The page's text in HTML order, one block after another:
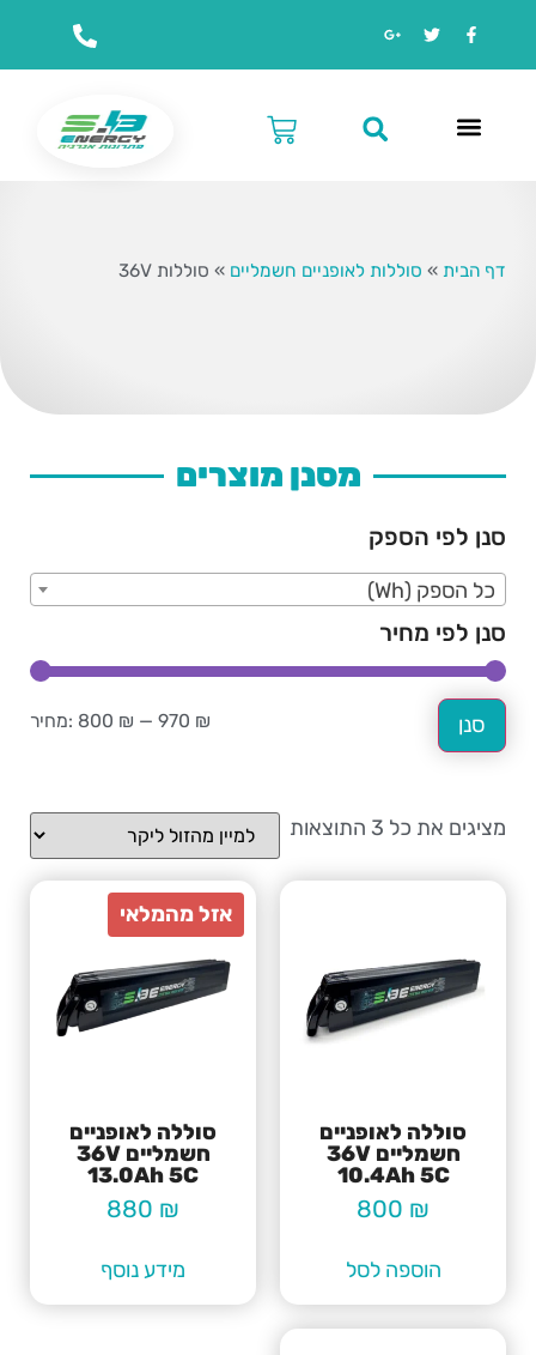
דף הבית » סוללות לאופניים חשמליים » סוללות 36V
מציגים את כל ⁦3⁩ התוצאות
סוללה לאופניים
חשמליים 36V
10.4Ah 5C
800 ₪
הוספה לסל
סוללה לאופניים
חשמליים 36V
13.0Ah 5C
880 ₪
מידע נוסף
מסנן מוצרים
סנן לפי הספק
כל הספק (Wh)
סנן לפי מחיר
סנן מחיר: 800 ₪ — 970 ₪